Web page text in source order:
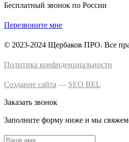
Бесплатный звонок по России
Перезвоните мне
© 2023-2024 Щербаков ПРО. Все
Политика конфиденциальности
Создание сайта — SEO BEL
Заказать звонок
Заполните форму ниже и мы